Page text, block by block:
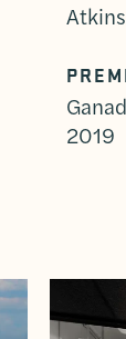
Atkins
2019